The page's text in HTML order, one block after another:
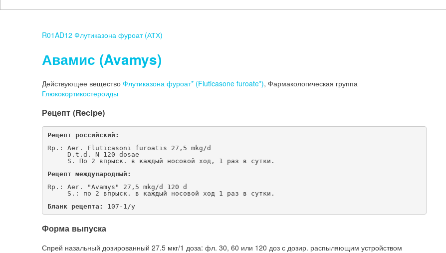
R01AD12 Флутиказона фуроат (АТХ)
Авамис (Avamys)
Действующее вещество Флутиказона фуроат* (Fluticasone furoate*), Фармакологическая группа
Глюкокортикостероиды
Рецепт (Recipe)
Рецепт российский:
Rp.: Aer. Fluticasoni furoatis 27,5 mkg/d
     D.t.d. N 120 dosae
     S. По 2 впрыск. в каждый носовой ход, 1 раз в сутки.
Рецепт международный:
Rp.: Aer. "Avamys" 27,5 mkg/d 120 d
     S.: по 2 впрыск. в каждый носовой ход 1 раз в сутки.
Бланк рецепта:
107-1/у
Форма выпуска
Спрей назальный дозированный 27.5 мкг/1 доза: фл. 30, 60 или 120 доз с дозир. распыляющим устройством